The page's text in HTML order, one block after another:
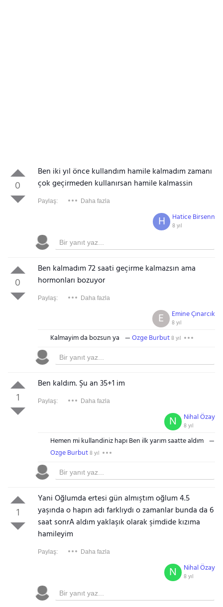
0
Ben iki yıl önce kullandım hamile kalmadım zamanı
çok geçirmeden kullanırsan hamile kalmassin
Paylaş: Daha fazla
Hatice Birsenn
8 yıl
H
0
Ben kalmadım 72 saati geçirme kalmazsın ama
hormonları bozuyor
Paylaş: Daha fazla
Emine Çınarcık
8 yıl
E
Kalmayim da bozsun ya Ozge Burbut8 yıl
1
Ben kaldım. Şu an 35+1 im
Paylaş: Daha fazla
Nihal Özay
8 yıl
N
Hemen mi kullandiniz hapı Ben ilk yarım saatte aldım
Ozge Burbut8 yıl
1
Yani Oğlumda ertesi gün almıştım oğlum 4.5
yaşında o hapın adı farklıydı o zamanlar bunda da 6
saat sonrA aldım yaklaşık olarak şimdide kızıma
hamileyim
Paylaş: Daha fazla
Nihal Özay
8 yıl
N